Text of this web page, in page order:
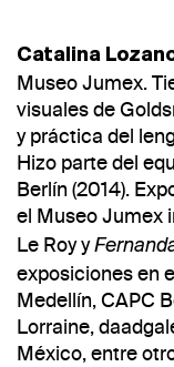
Catalina
Museo Jumex.
visuales de
y práctica del
Hizo parte del
Berlín (2014).
el Museo Jumex
Le Roy y
exposiciones en
Medellín, CAPC
Lorraine,
México, entre